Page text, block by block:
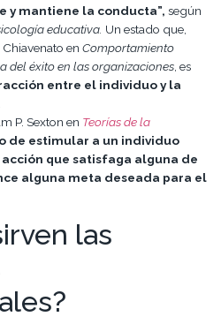
y mantiene la conducta”, según
educativa Un estado que,
en Comportamiento
del éxito en las organizaciones , es
entre el individuo y la
P. Sexton en Teorías de la
de estimular a un individuo
que satisfaga alguna de
alguna meta deseada para el
las